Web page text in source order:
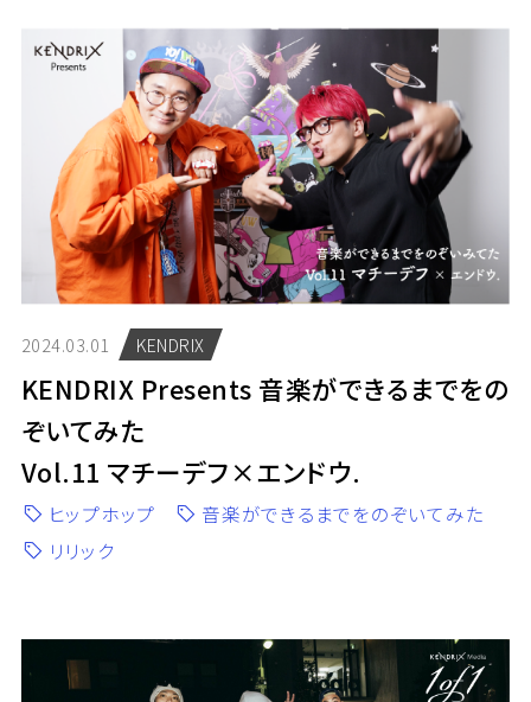
2024.03.01 KENDRIX
KENDRIX Presents 音楽ができるまでをの
ぞいてみた
Vol.11 マチーデフ×エンドウ.
ヒップホップ
音楽ができるまでをのぞいてみた
リリック